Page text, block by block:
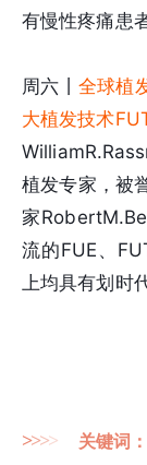
有慢性疼痛患
周六丨 全球植
大植发技术
植发专家，被
家
流的FUE、
上均具有划时
>>>> 关键词